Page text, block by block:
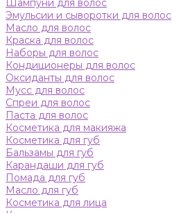
Шампуни для волос
Эмульсии и сыворотки для волос
Масло для волос
Краска для волос
Наборы для волос
Кондиционеры для волос
Оксиданты для волос
Мусс для волос
Спреи для волос
Паста для волос
Косметика для макияжа
Косметика для губ
Бальзамы для губ
Карандаши для губ
Помада для губ
Масло для губ
Косметика для лица